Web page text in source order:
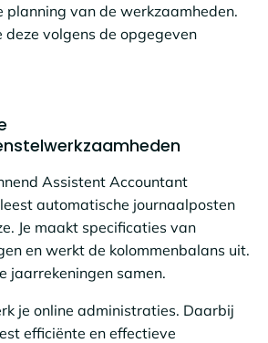
planning van de werkzaamheden.
deze volgens de opgegeven
Assistent Accountant
automatische journaalposten
Je maakt specificaties van
en werkt de kolommenbalans uit.
jaarrekeningen samen.
je online administraties. Daarbij
efficiënte en effectieve